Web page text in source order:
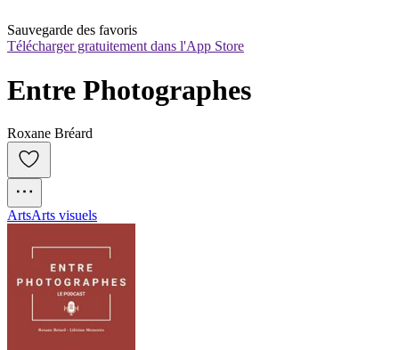
Sauvegarde des favoris
Télécharger gratuitement dans l'App Store
Entre Photographes
Roxane Bréard
ArtsArts visuels